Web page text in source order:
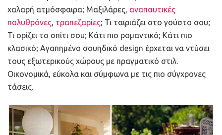
χαλαρή ατμόσφαιρα; Μαξιλάρες, αναπαυτικές
πολυθρόνες, τραπεζαρίες; Τι ταιριάζει στο γούστο σου;
Τι ορίζει το σπίτι σου; Κάτι πιο ρομαντικό; Κάτι πιο
κλασικό; Αγαπημένο σουηδικό design έρχεται να ντύσει
τους εξωτερικούς χώρους με πραγματικό στιλ.
Οικονομικά, εύκολα και σύμφωνα με τις πιο σύγχρονες
τάσεις.